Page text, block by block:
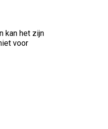
kan het zijn
voor